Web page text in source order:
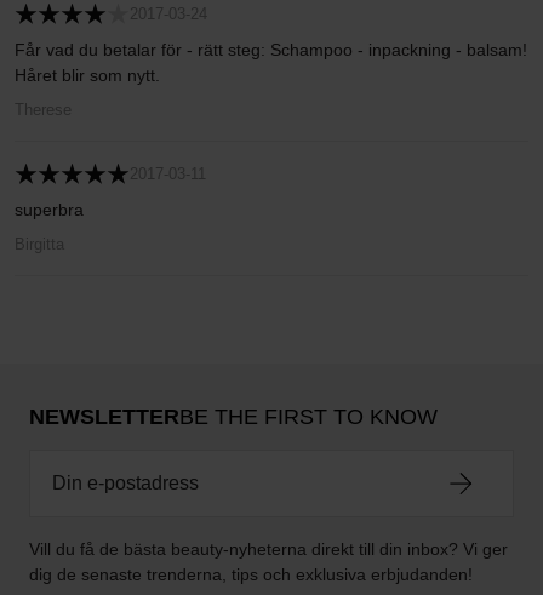
2017-03-24
Får vad du betalar för - rätt steg: Schampoo - inpackning - balsam!
Håret blir som nytt.
Therese
2017-03-11
superbra
Birgitta
NEWSLETTERBE THE FIRST TO KNOW
Vill du få de bästa beauty-nyheterna direkt till din inbox? Vi ger
dig de senaste trenderna, tips och exklusiva erbjudanden!